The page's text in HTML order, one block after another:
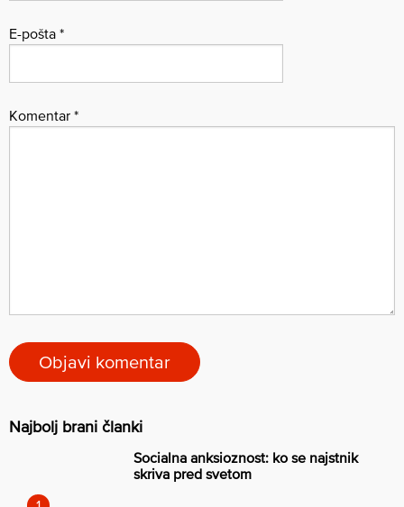
E-pošta *
Komentar *
Najbolj brani članki
Socialna anksioznost: ko se najstnik
skriva pred svetom